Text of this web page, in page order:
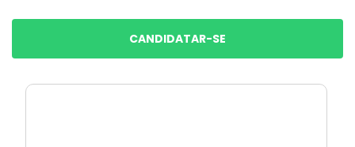
CANDIDATAR-SE